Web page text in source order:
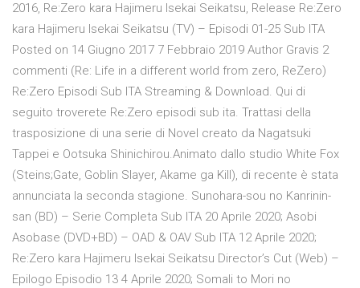
2016, Re:Zero kara Hajimeru Isekai Seikatsu, Release Re:Zero
kara Hajimeru Isekai Seikatsu (TV) – Episodi 01-25 Sub ITA
Posted on 14 Giugno 2017 7 Febbraio 2019 Author Gravis 2
commenti (Re: Life in a different world from zero, ReZero)
Re:Zero Episodi Sub ITA Streaming & Download. Qui di
seguito troverete Re:Zero episodi sub ita. Trattasi della
trasposizione di una serie di Novel creato da Nagatsuki
Tappei e Ootsuka Shinichirou.Animato dallo studio White Fox
(Steins;Gate, Goblin Slayer, Akame ga Kill), di recente è stata
annunciata la seconda stagione. Sunohara-sou no Kanrinin-
san (BD) – Serie Completa Sub ITA 20 Aprile 2020; Asobi
Asobase (DVD+BD) – OAD & OAV Sub ITA 12 Aprile 2020;
Re:Zero kara Hajimeru Isekai Seikatsu Director’s Cut (Web) –
Epilogo Episodio 13 4 Aprile 2020; Somali to Mori no